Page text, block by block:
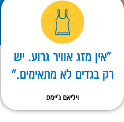
"אין מזג אוויר גרוע. יש
רק בגדים לא מתאימים."
ויליאם ג'יימס